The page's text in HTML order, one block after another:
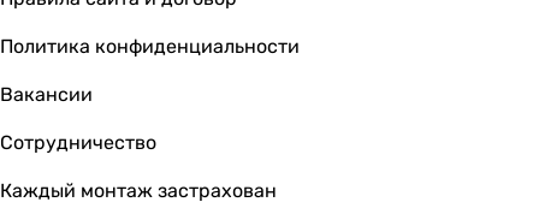
Политика конфиденциальности
Вакансии
Сотрудничество
Каждый монтаж застрахован